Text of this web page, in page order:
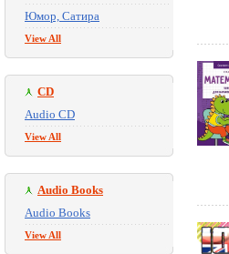
Юмор, Сатира
View All
CD
Audio CD
View All
Audio Books
Audio Books
View All